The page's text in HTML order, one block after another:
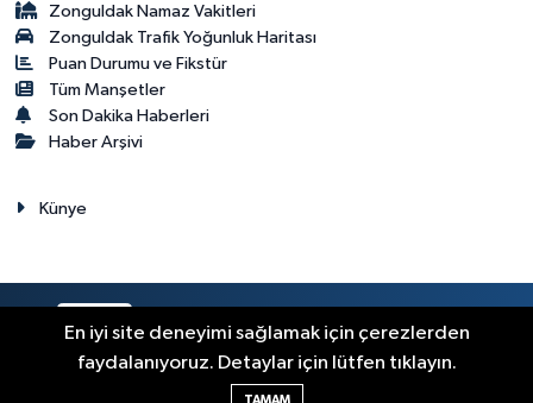
Zonguldak Namaz Vakitleri
Zonguldak Trafik Yoğunluk Haritası
Puan Durumu ve Fikstür
Tüm Manşetler
Son Dakika Haberleri
Haber Arşivi
Künye
RSS Copyright © 2023. Her hakkı saklıdır.
Haber Yazılımı:
En iyi site deneyimi sağlamak için çerezlerden
faydalanıyoruz. Detaylar için lütfen tıklayın.
TAMAM